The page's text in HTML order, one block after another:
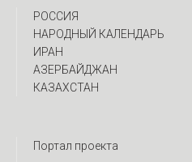
РОССИЯ
НАРОДНЫЙ КАЛЕНДАРЬ
ИРАН
АЗЕРБАЙДЖАН
КАЗАХСТАН
Портал проекта